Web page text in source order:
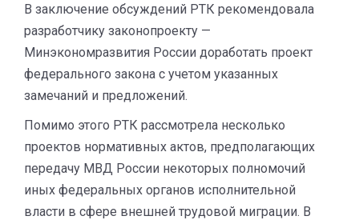
В заключение обсуждений РТК рекомендовала
разработчику законопроекту —
Минэкономразвития России доработать проект
федерального закона с учетом указанных
замечаний и предложений.
Помимо этого РТК рассмотрела несколько
проектов нормативных актов, предполагающих
передачу МВД России некоторых полномочий
иных федеральных органов исполнительной
власти в сфере внешней трудовой миграции. В